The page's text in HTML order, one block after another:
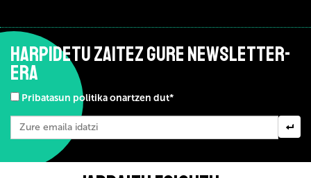
HARPIDETU ZAITEZ GURE NEWSLETTER-
ERA
Pribatasun politika onartzen dut*